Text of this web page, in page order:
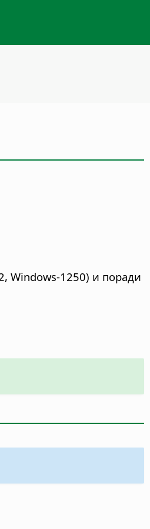
Windows-1250) и поради